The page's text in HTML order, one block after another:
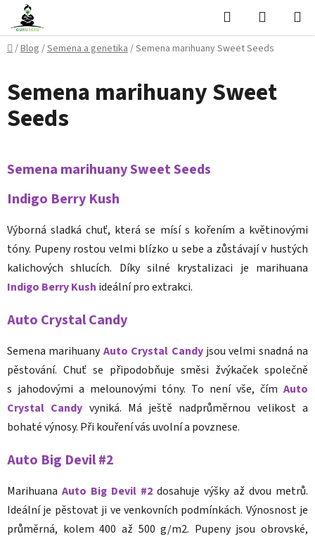
Přejít
obsah
Hledat
KOŠÍK
Domů
/Blog /Semena a genetika/Semena marihuany Sweet Seeds
Semena marihuany Sweet
Seeds
Semena marihuany Sweet Seeds
Indigo Berry Kush
Výborná sladká chuť, která se mísí s kořením a květinovými
tóny. Pupeny rostou velmi blízko u sebe a zůstávají v hustých
kalichových shlucích. Díky silné krystalizaci je marihuana
Indigo Berry Kush ideální pro extrakci.
Auto Crystal Candy
Semena marihuanyAuto Crystal Candyjsou velmi snadná na
pěstování. Chuť se připodobňuje směsi žvýkaček společně
s jahodovými a melounovými tóny. To není vše, čím Auto
Crystal Candy vyniká. Má ještě nadprůměrnou velikost a
bohaté výnosy. Při kouření vás uvolní a povznese.
Auto Big Devil #2
Marihuana Auto Big Devil #2 dosahuje výšky až dvou metrů.
Ideální je pěstovat ji ve venkovních podmínkách. Výnosnost je
průměrná, kolem 400 až 500 g/m2. Pupeny jsou obrovské,